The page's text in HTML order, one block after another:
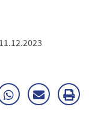
WhatsApp
Enviar